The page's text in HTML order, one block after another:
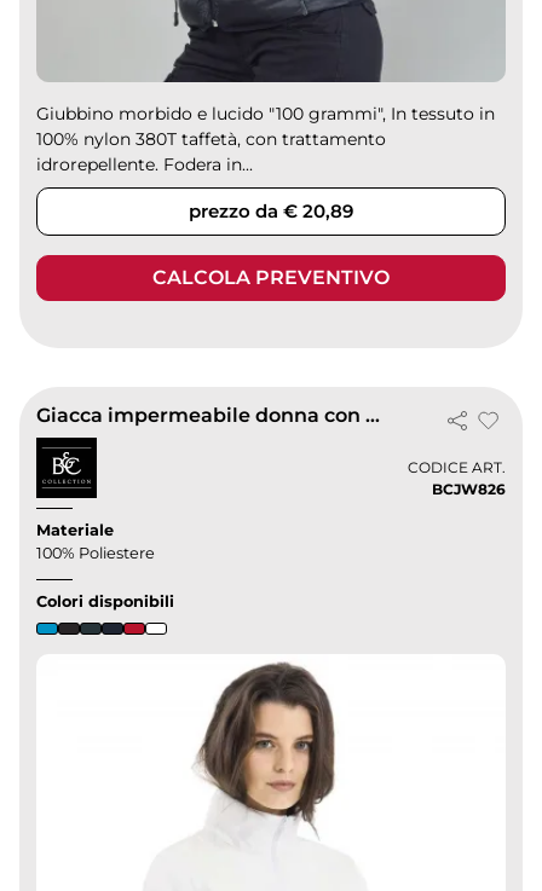
Giubbino morbido e lucido "100 grammi", In tessuto in
100% nylon 380T taffetà, con trattamento
idrorepellente. Fodera in...
prezzo da € 20,89
CALCOLA PREVENTIVO
Giacca impermeabile donna con cappuccio, 100% poliestere
CODICE ART.
BCJW826
Materiale
100% Poliestere
Colori disponibili